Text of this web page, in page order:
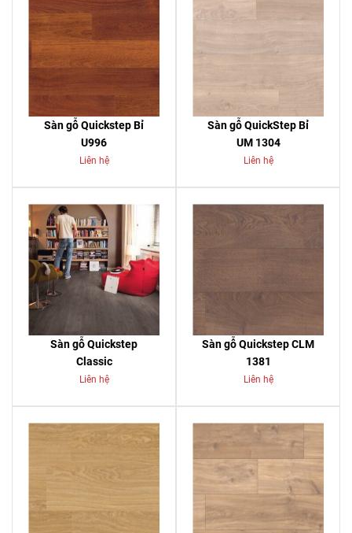
Sàn gỗ Quickstep Bỉ
U996
Liên hệ
Sàn gỗ QuickStep Bỉ
UM 1304
Liên hệ
Sàn gỗ Quickstep
Classic
Liên hệ
Sàn gỗ Quickstep CLM
1381
Liên hệ